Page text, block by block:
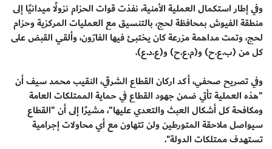
وفي إطار استكمال العملية الأمنية، نفذت قوات الحزام نزولًا ميدانيًا إلى
منطقة الفيوش بمحافظة لحج، بالتنسيق مع العمليات المركزية وحزام
لحج، وتمت مداهمة مزرعة كان يختبئ فيها الفارّون، وألقي القبض على
كل من (ب.ع.ح) و(م.ع.ح) و(ع.د.ع).
وفي تصريح صحفي، أكد اركان القطاع الشرقي، النقيب محمد سيف أن
"هذه العملية تأتي ضمن جهود القطاع في حماية الممتلكات العامة
ومكافحة كل أشكال العبث والتعدي عليها"، مشيرًا إلى أن "القطاع
سيواصل ملاحقة المتورطين ولن تتهاون مع أي محاولات إجرامية
تستهدف ممتلكات الدولة".